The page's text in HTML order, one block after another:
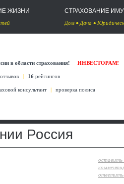
ЖИЗНИ СТРАХОВАНИЕ
Дом •Дача •
в области страхования!
ИНВЕСТОРАМ!
отзывов | 16 рейтингов
консультант | проверка полиса
Россия
ответить